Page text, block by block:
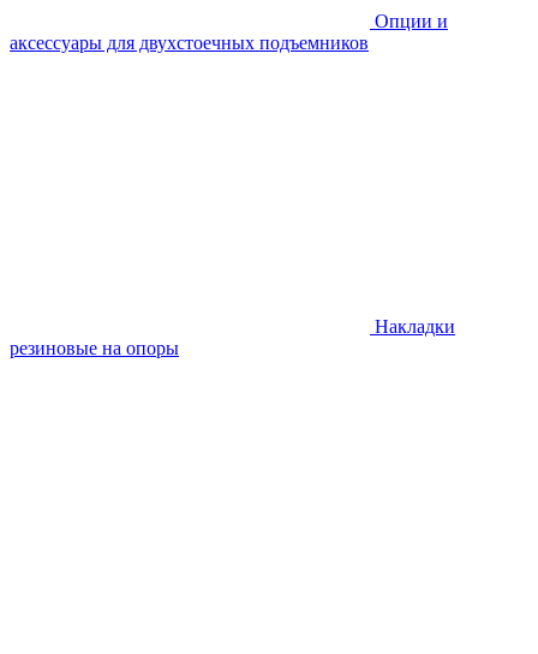
Опции и
аксессуары для двухстоечных подъемников
Накладки
резиновые на опоры